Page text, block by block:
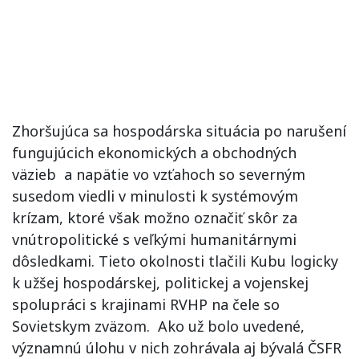
Zhoršujúca sa hospodárska situácia po narušení
fungujúcich ekonomických a obchodných
väzieb a napätie vo vzťahoch so severným
susedom viedli v minulosti k systémovým
krízam, ktoré však možno označiť skôr za
vnútropolitické s veľkými humanitárnymi
dôsledkami. Tieto okolnosti tlačili Kubu logicky
k užšej hospodárskej, politickej a vojenskej
spolupráci s krajinami RVHP na čele so
Sovietskym zväzom. Ako už bolo uvedené,
významnú úlohu v nich zohrávala aj bývalá ČSFR